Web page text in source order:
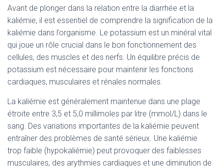
Avant de plonger dans la relation entre la diarrhée et la
kaliémie, il est essentiel de comprendre la signification de la
kaliémie dans l’organisme. Le potassium est un minéral vital
qui joue un rôle crucial dans le bon fonctionnement des
cellules, des muscles et des nerfs. Un équilibre précis de
potassium est nécessaire pour maintenir les fonctions
cardiaques, musculaires et rénales normales.
La kaliémie est généralement maintenue dans une plage
étroite entre 3,5 et 5,0 millimoles par litre (mmol/L) dans le
sang. Des variations importantes de la kaliémie peuvent
entraîner des problèmes de santé sérieux. Une kaliémie
trop faible (hypokaliémie) peut provoquer des faiblesses
musculaires, des arythmies cardiaques et une diminution de